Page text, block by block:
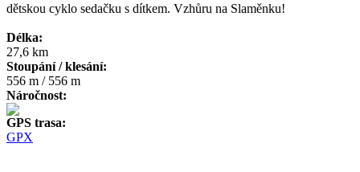
dětskou cyklo sedačku s dítkem. Vzhůru na Slaměnku!
Délka:
27,6 km
Stoupání / klesání:
556 m / 556 m
Náročnost:
GPS trasa:
GPX